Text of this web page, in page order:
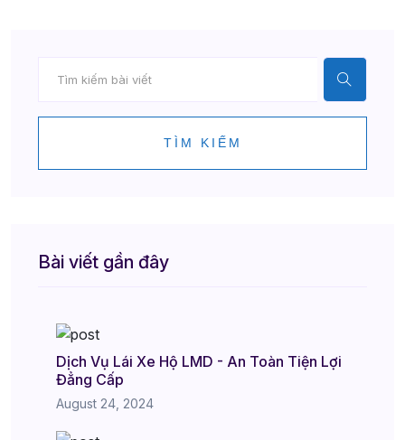
TÌM KIẾM
Bài viết gần đây
Dịch Vụ Lái Xe Hộ LMD - An Toàn Tiện Lợi
Đẳng Cấp
August 24, 2024